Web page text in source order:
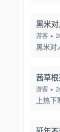
气异象
年人类
者一万
不回心
躲过末
您务必
瘟疫保
黑米
寿有
游客 •
黑米对
茜草
疗] 小
游客 •
上热下